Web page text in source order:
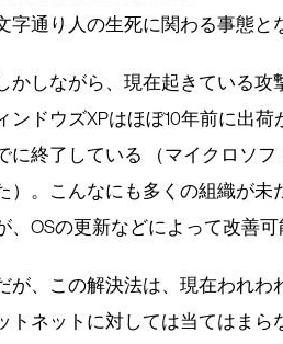
字通り人の生死に関わる事態と
かしながら、現在起きている
ンドウズXPはほぼ10年前に出
に終了している （マイクロソ
）。こんなにも多くの組織が未
、OSの更新などによって改善
が、この解決法は、現在われ
トネットに対しては当てはま